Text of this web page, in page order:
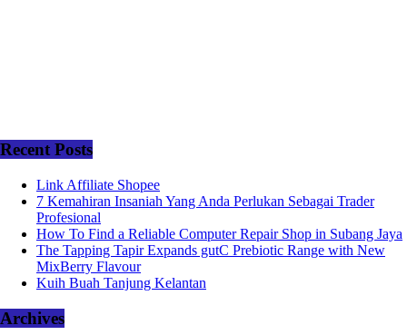
Recent Posts
Link Affiliate Shopee
7 Kemahiran Insaniah Yang Anda Perlukan Sebagai Trader
Profesional
How To Find a Reliable Computer Repair Shop in Subang Jaya
The Tapping Tapir Expands gutC Prebiotic Range with New
MixBerry Flavour
Kuih Buah Tanjung Kelantan
Archives